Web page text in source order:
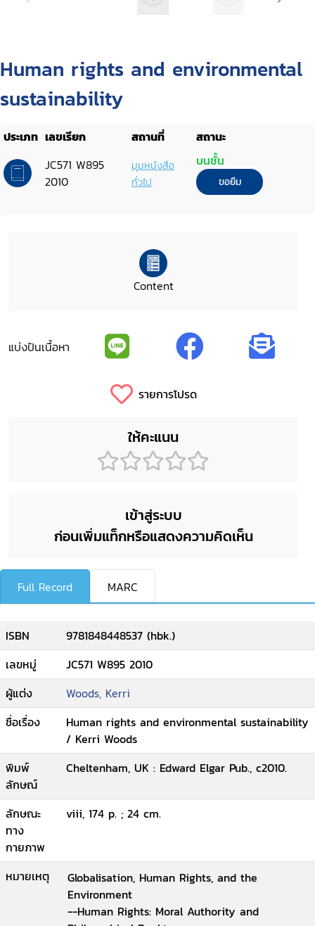
Human rights and environmental
sustainability
ประเภท เลขเรียก สถานที่
สถานะ
JC571 W895
2010
มุมหนังสือ
ทั่วไป
บนชั้น
ขอยืม
Content
แบ่งปันเนื้อหา
รายการโปรด
ให้คะแนน
เข้าสู่ระบบ
ก่อนเพิ่มแท็กหรือแสดงความคิดเห็น
Full Record MARC
ISBN
9781848448537 (hbk.)
เลขหมู่
JC571 W895 2010
ผู้แต่ง
Woods, Kerri
ชื่อเรื่อง
Human rights and environmental sustainability
/ Kerri Woods
พิมพ์
ลักษณ์
Cheltenham, UK : Edward Elgar Pub., c2010.
ลักษณะ
ทาง
กายภาพ
viii, 174 p. ; 24 cm.
หมายเหตุ
Globalisation, Human Rights, and the
Environment
--Human Rights: Moral Authority and